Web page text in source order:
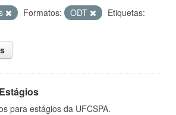
Formatos: ODT
Etiquetas:
para estágios da UFCSPA.